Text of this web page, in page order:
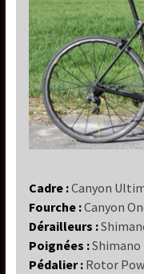
Cadre :Canyon
Fourche :Canyon
Dérailleurs :
Poignées :Shimano
Pédalier : Rotor